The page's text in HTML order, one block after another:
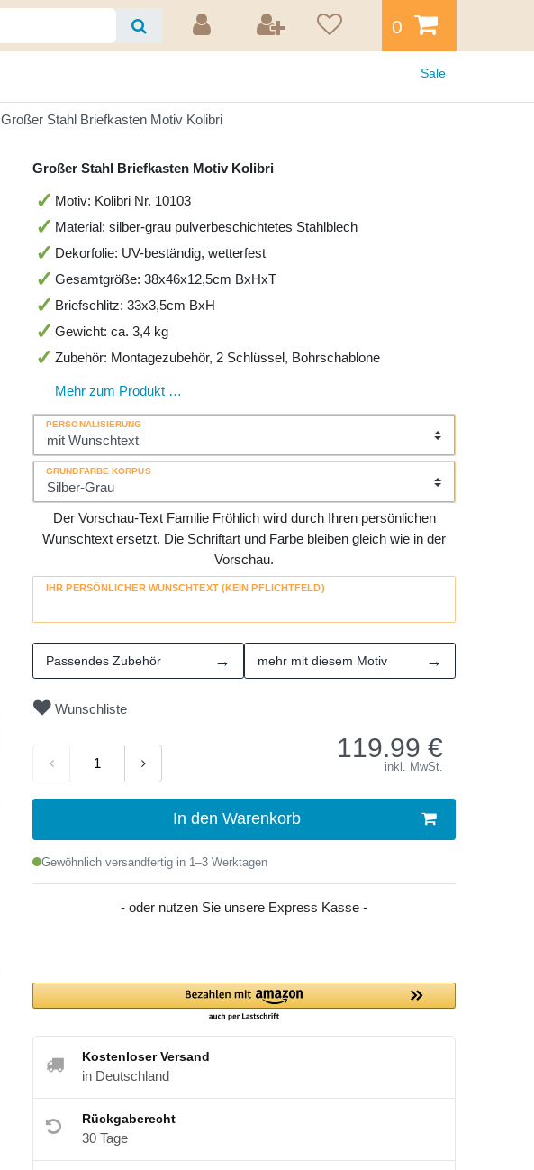
0
Sale
Großer Stahl Briefkasten Motiv Kolibri
Großer Stahl Briefkasten Motiv Kolibri
Motiv: Kolibri Nr. 10103
Material: silber-grau pulverbeschichtetes Stahlblech
Dekorfolie: UV-beständig, wetterfest
Gesamtgröße: 38x46x12,5cm BxHxT
Briefschlitz: 33x3,5cm BxH
Gewicht: ca. 3,4 kg
Zubehör: Montagezubehör, 2 Schlüssel, Bohrschablone
Mehr zum Produkt …
PERSONALISIERUNG
GRUNDFARBE KORPUS
Der Vorschau-Text Familie Fröhlich wird durch Ihren persönlichen
Wunschtext ersetzt. Die Schriftart und Farbe bleiben gleich wie in der
Vorschau.
IHR PERSÖNLICHER WUNSCHTEXT (KEIN PFLICHTFELD)
Passendes Zubehör → mehr mit diesem Motiv →
Wunschliste
119.99 €
inkl. MwSt.
In den Warenkorb
Gewöhnlich versandfertig in 1–3 Werktagen
- oder nutzen Sie unsere Express Kasse -
Kostenloser Versand
in Deutschland
Rückgaberecht
30 Tage